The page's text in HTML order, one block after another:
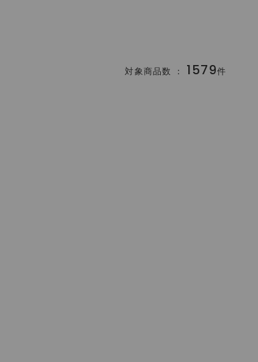
対象商品数 ： 1579件